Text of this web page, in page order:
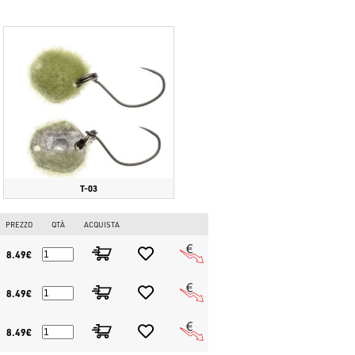
abboccata, permettendo ferrate più sicure.
che le trote trovano irresistibile.
per trote sospese.
T-03
PREZZO QTÀ ACQUISTA
8.49€
8.49€
8.49€